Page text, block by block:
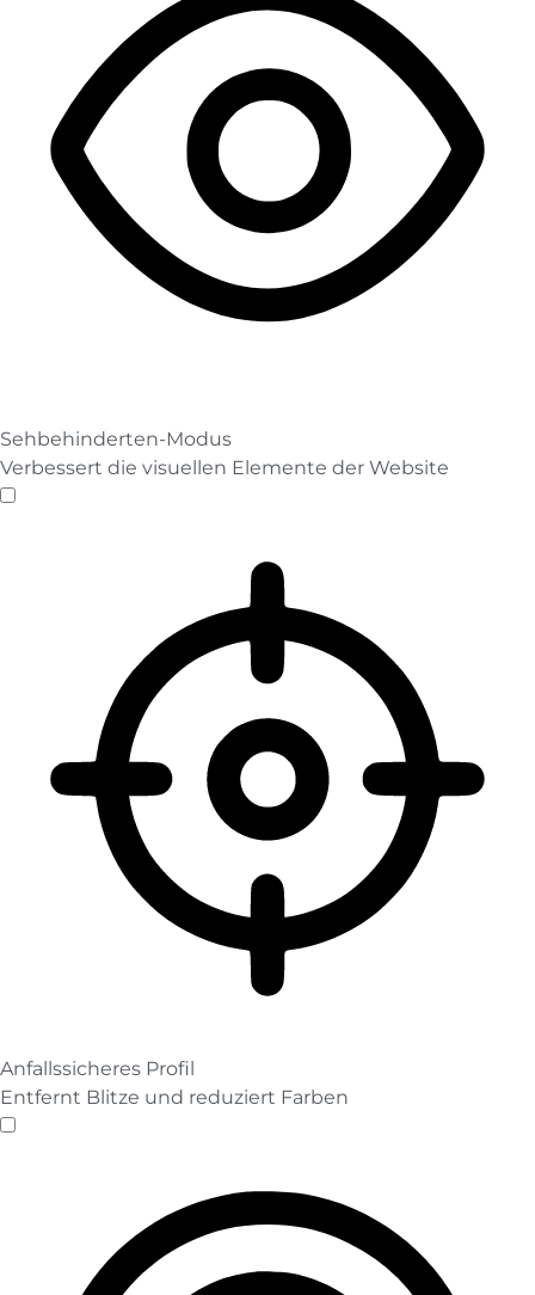
Sehbehinderten-Modus
Verbessert die visuellen Elemente der Website
Sehbehinderten-Modus
Anfallssicheres Profil
Entfernt Blitze und reduziert Farben
Anfallssicheres Profil